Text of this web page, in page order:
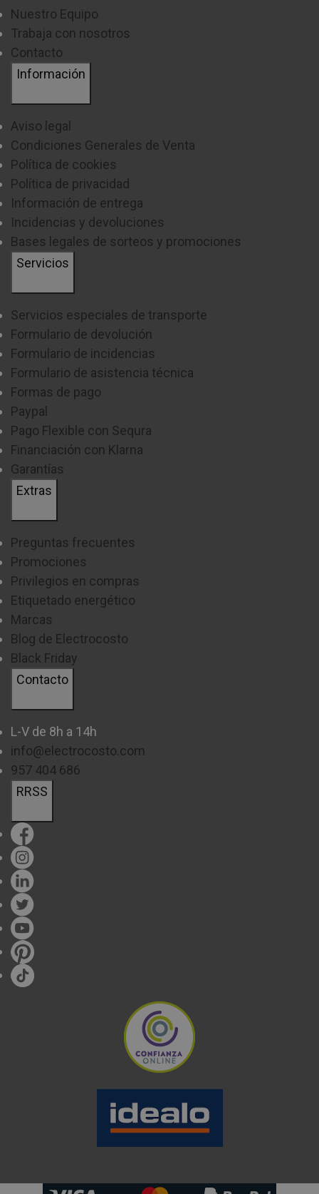
Nuestro Equipo
Trabaja con nosotros
Contacto
Información
Aviso legal
Condiciones Generales de Venta
Política de cookies
Política de privacidad
Información de entrega
Incidencias y devoluciones
Bases legales de sorteos y promociones
Servicios
Servicios especiales de transporte
Formulario de devolución
Formulario de incidencias
Formulario de asistencia técnica
Formas de pago
Paypal
Pago Flexible con Sequra
Financiación con Klarna
Garantías
Extras
Preguntas frecuentes
Promociones
Privilegios en compras
Etiquetado energético
Marcas
Blog de Electrocosto
Black Friday
Contacto
L-V de 8h a 14h
info@electrocosto.com
957 404 686
RRSS